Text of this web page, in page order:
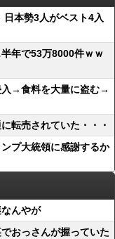
本勢3人がベスト4入
年で53万8000件ｗｗ
入→食料を大量に盗む→
転売されていた・・・
プ大統領に感謝するか
んやが
おっさんが握っていた